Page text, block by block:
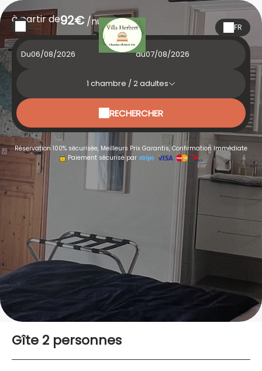
FR
à partir de92€/nuit
Du au
1 chambre /2adultes
RECHERCHER
Réservation 100% sécurisée, Meilleurs Prix Garantis, Confirmation Immédiate
Paiement sécurisé par
Gîte 2 personnes